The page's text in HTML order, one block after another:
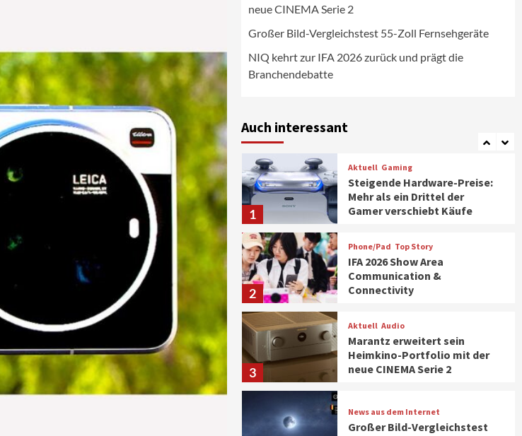
neue CINEMA Serie 2
Großer Bild-Vergleichstest 55-Zoll Fernsehgeräte
NIQ kehrt zur IFA 2026 zurück und prägt die
Branchendebatte
Auch interessant
6
Aktuell
in strategisch wichtigen
Märkten aus
7
Ventilatoren
1
Aktuell Gaming
Steigende Hardware-Preise:
Mehr als ein Drittel der
Gamer verschiebt Käufe
2
Phone/Pad Top Story
IFA 2026 Show Area
Communication &
Connectivity
3
Aktuell Audio
Marantz erweitert sein
Heimkino-Portfolio mit der
neue CINEMA Serie 2
News aus dem Internet
Großer Bild-Vergleichstest